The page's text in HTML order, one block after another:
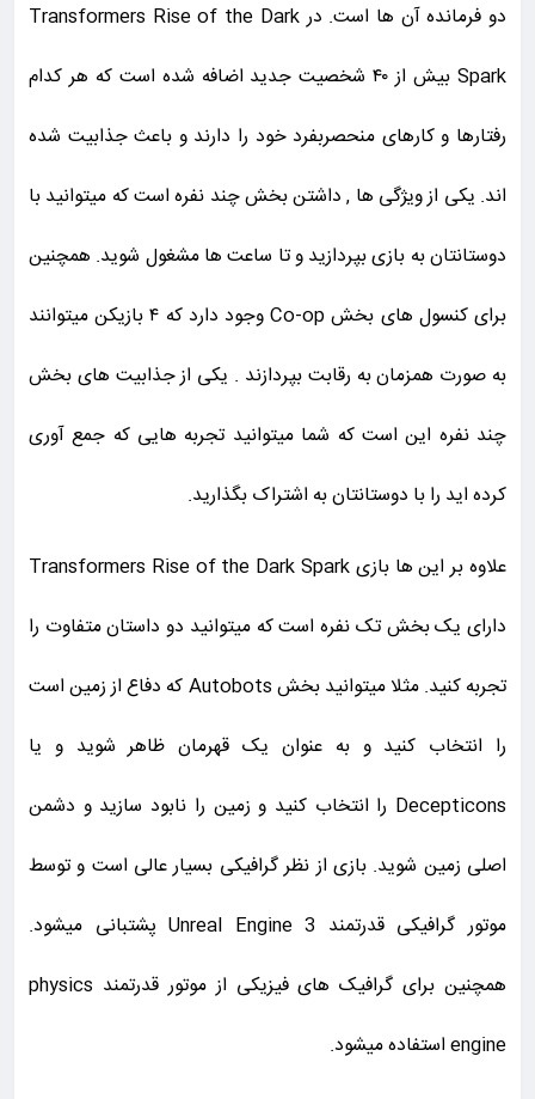
دو فرمانده آن ها است. در Transformers Rise of the Dark
Spark بیش از ۴۰ شخصیت جدید اضافه شده است که هر کدام
رفتارها و کارهای منحصربفرد خود را دارند و باعث جذابیت شده
اند. یکی از ویژگی ها , داشتن بخش چند نفره است که میتوانید با
دوستانتان به بازی بپردازید و تا ساعت ها مشغول شوید. همچنین
برای کنسول های بخش Co-op وجود دارد که ۴ بازیکن میتوانند
به صورت همزمان به رقابت بپردازند . یکی از جذابیت های بخش
چند نفره این است که شما میتوانید تجربه هایی که جمع آوری
کرده اید را با دوستانتان به اشتراک بگذارید.
علاوه بر این ها بازی Transformers Rise of the Dark Spark
دارای یک بخش تک نفره است که میتوانید دو داستان متفاوت را
تجربه کنید. مثلا میتوانید بخش Autobots که دفاع از زمین است
را انتخاب کنید و به عنوان یک قهرمان ظاهر شوید و یا
Decepticons را انتخاب کنید و زمین را نابود سازید و دشمن
اصلی زمین شوید. بازی از نظر گرافیکی بسیار عالی است و توسط
موتور گرافیکی قدرتمند Unreal Engine 3 پشتبانی میشود.
همچنین برای گرافیک های فیزیکی از موتور قدرتمند physics
engine استفاده میشود.